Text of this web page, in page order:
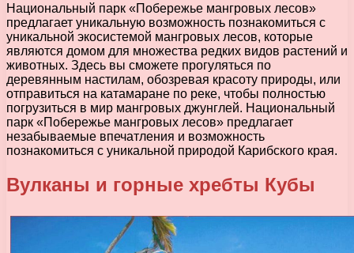
Национальный парк «Побережье мангровых лесов»
предлагает уникальную возможность познакомиться с
уникальной экосистемой мангровых лесов, которые
являются домом для множества редких видов растений и
животных. Здесь вы сможете прогуляться по
деревянным настилам, обозревая красоту природы, или
отправиться на катамаране по реке, чтобы полностью
погрузиться в мир мангровых джунглей. Национальный
парк «Побережье мангровых лесов» предлагает
незабываемые впечатления и возможность
познакомиться с уникальной природой Карибского края.
Вулканы и горные хребты Кубы